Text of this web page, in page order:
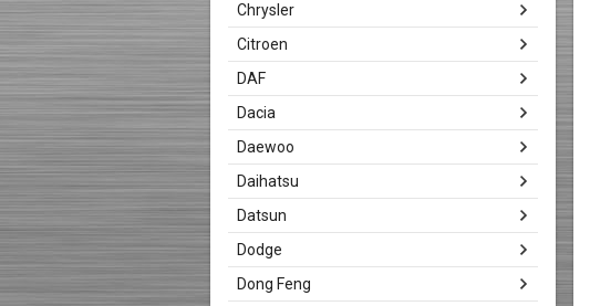
Chrysler
Citroen
DAF
Dacia
Daewoo
Daihatsu
Datsun
Dodge
Dong Feng